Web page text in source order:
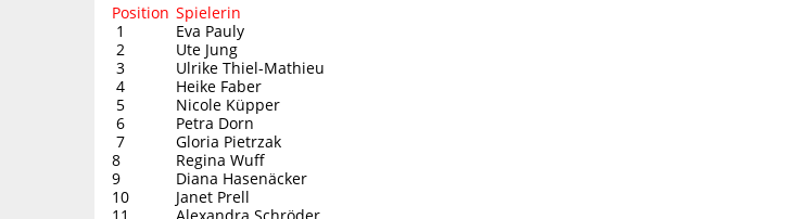
Position Spielerin
1
Eva Pauly
2
Ute Jung
3
Ulrike Thiel-Mathieu
4
Heike Faber
5
Nicole Küpper
6
Petra Dorn
7
Gloria Pietrzak
8
Regina Wuff
9
Diana Hasenäcker
10
Janet Prell